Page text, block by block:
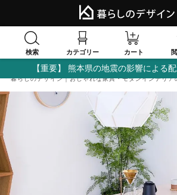
検索 カテゴリー カート
【重要】 熊本県の地震の影響による
暮らしのデザイン｜おしゃれな家具・モダンインテリア